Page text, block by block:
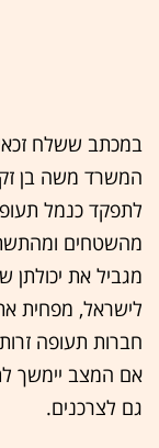
במכתב ששלח
המשרד משה בן
לתפקד כנמל
מהשטחים
מגביל את יכולתן
לישראל, מפחית
חברות תעופה
אם המצב יימשך
גם לצרכנים.